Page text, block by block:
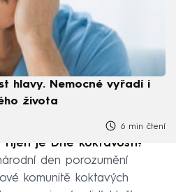
hlavy. Nemocné vyřadí i
života
6 min čtení
je Dne koktavosti?
den porozumění
komunitě koktavých